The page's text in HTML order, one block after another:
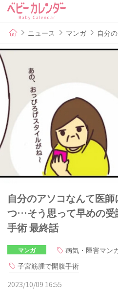
ニュース マンガ 自分
自分のアソコなんて医
つ…そう思って早めの受
手術 最終話
マンガ 病気・障害マン
子宮筋腫で開腹手術
2023/10/09 16:55